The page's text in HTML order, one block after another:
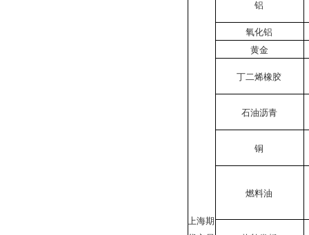
上海期
铝
氧化铝
黄金
丁二烯橡胶
石油沥青
铜
燃料油